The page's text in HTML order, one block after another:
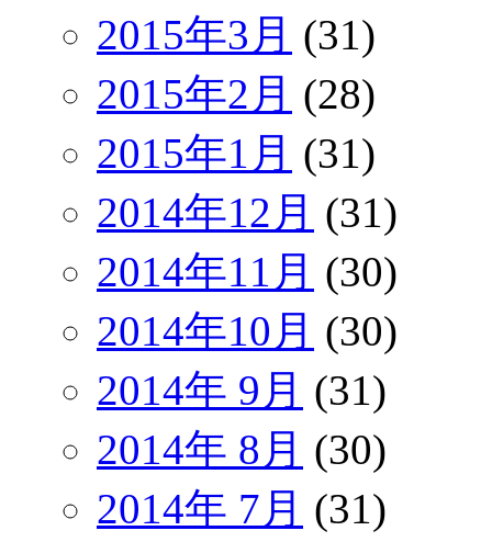
2015年3月 (31)
2015年2月 (28)
2015年1月 (31)
2014年12月 (31)
2014年11月 (30)
2014年10月 (30)
2014年 9月 (31)
2014年 8月 (30)
2014年 7月 (31)